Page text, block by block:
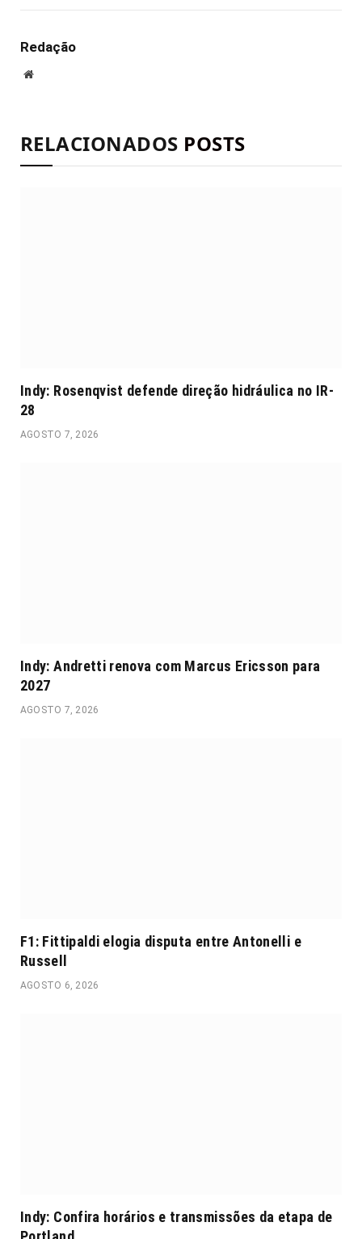
Redação
Site
RELACIONADOS POSTS
Indy: Rosenqvist defende direção hidráulica no IR-
28
AGOSTO 7, 2026
Indy: Andretti renova com Marcus Ericsson para
2027
AGOSTO 7, 2026
F1: Fittipaldi elogia disputa entre Antonelli e
Russell
AGOSTO 6, 2026
Indy: Confira horários e transmissões da etapa de